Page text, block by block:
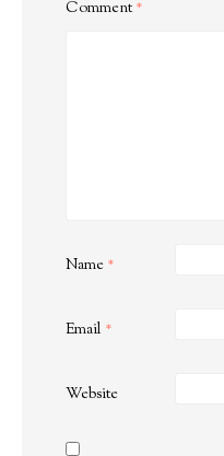
Comment*
Name *
Email *
Website